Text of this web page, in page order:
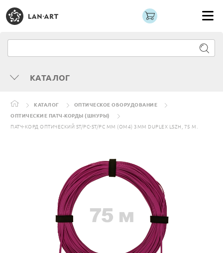
КАТАЛОГ
КАТАЛОГ
ОПТИЧЕСКОЕ ОБОРУДОВАНИЕ
ОПТИЧЕСКИЕ ПАТЧ-КОРДЫ (ШНУРЫ)
ПАТЧ-КОРД ОПТИЧЕСКИЙ ST/PC-ST/PC MM (OM4) 3MM DUPLEX LSZH, 75 М.